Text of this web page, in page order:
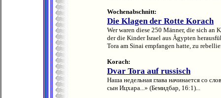
Wochenabschnitt:
Die Klagen der Rotte Korach
Wer waren diese 250 Männer, die sich an
der die Kinder Israel aus Ägypten
Tora am Sinai empfangen hatte, zu
Korach:
Dvar Tora auf russisch
Наша недельная глава начинается со
сын Ицхара...» (Бемидбар, 16:1)...